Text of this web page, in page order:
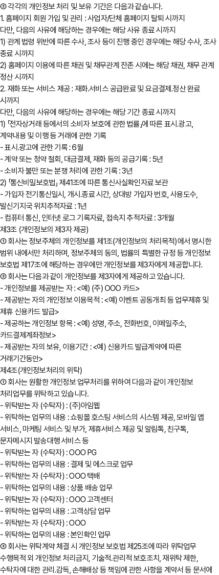
② 각각의 개인정보 처리 및 보유 기간은 다음과 같습니다.
1. 홈페이지 회원 가입 및 관리 : 사업자/단체 홈페이지 탈퇴 시까지
다만, 다음의 사유에 해당하는 경우에는 해당 사유 종료 시까지
1) 관계 법령 위반에 따른 수사, 조사 등이 진행 중인 경우에는 해당 수사, 조사
종료 시까지
2) 홈페이지 이용에 따른 채권 및 채무관계 잔존 시에는 해당 채권, 채무 관계
정산 시까지
2. 재화 또는 서비스 제공 : 재화․서비스 공급완료 및 요금결제․정산 완료
시까지
다만, 다음의 사유에 해당하는 경우에는 해당 기간 종료 시까지
1) 「전자상거래 등에서의 소비자 보호에 관한 법률」에 따른 표시․광고,
계약내용 및 이행 등 거래에 관한 기록
- 표시․광고에 관한 기록 : 6월
- 계약 또는 청약 철회, 대금결제, 재화 등의 공급기록 : 5년
- 소비자 불만 또는 분쟁 처리에 관한 기록 : 3년
2) 「통신비밀보호법」 제41조에 따른 통신사실확인자료 보관
- 가입자 전기통신일시, 개시․종료 시간, 상대방 가입자 번호, 사용도수,
발신기지국 위치추적자료 : 1년
- 컴퓨터 통신, 인터넷 로그 기록자료, 접속지 추적자료 : 3개월
제3조 (개인정보의 제3자 제공)
① 회사는 정보주체의 개인정보를 제1조(개인정보의 처리목적)에서 명시한
범위 내에서만 처리하며, 정보주체의 동의, 법률의 특별한 규정 등 개인정보
보호법 제17조에 해당하는 경우에만 개인정보를 제3자에게 제공합니다.
② 회사는 다음과 같이 개인정보를 제3자에게 제공하고 있습니다.
- 개인정보를 제공받는 자 : <예) (주) OOO 카드>
- 제공받는 자의 개인정보 이용목적 : <예) 이벤트 공동개최 등 업무제휴 및
제휴 신용카드 발급>
- 제공하는 개인정보 항목 : <예) 성명, 주소, 전화번호, 이메일주소,
카드결제계좌정보>
- 제공받는 자의 보유, 이용기간 : <예) 신용카드 발급계약에 따른
거래기간동안>
제4조(개인정보처리의 위탁)
① 회사는 원활한 개인정보 업무처리를 위하여 다음과 같이 개인정보
처리업무를 위탁하고 있습니다.
- 위탁받는 자 (수탁자) : (주)아임웹
- 위탁하는 업무의 내용 : 쇼핑몰 호스팅 서비스의 시스템 제공, 모바일 앱
서비스, 마케팅 서비스 및 부가, 제휴서비스 제공 및 알림톡, 친구톡,
문자메시지 발송대행 서비스 등
- 위탁받는 자 (수탁자) : OOO PG
- 위탁하는 업무의 내용 : 결제 및 에스크로 업무
- 위탁받는 자 (수탁자) : OOO 택배
- 위탁하는 업무의 내용 : 상품 배송 업무
- 위탁받는 자 (수탁자) : OOO 고객센터
- 위탁하는 업무의 내용 : 고객상담 업무
- 위탁받는 자 (수탁자) : OOO
- 위탁하는 업무의 내용 : 본인확인 업무
② 회사는 위탁계약 체결 시 개인정보 보호법 제25조에 따라 위탁업무
수행목적 외 개인정보 처리금지, 기술적․관리적 보호조치, 재위탁 제한,
수탁자에 대한 관리․감독, 손해배상 등 책임에 관한 사항을 계약서 등 문서에